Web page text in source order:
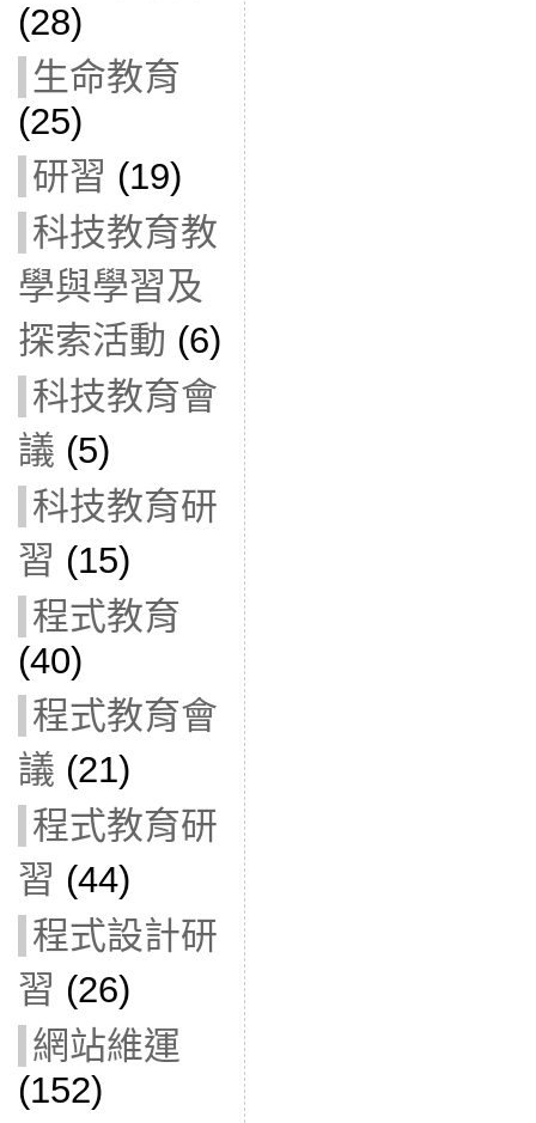
(28)
生命教育
(25)
研習 (19)
科技教育教
學與學習及
探索活動 (6)
科技教育會
議 (5)
科技教育研
習 (15)
程式教育
(40)
程式教育會
議 (21)
程式教育研
習 (44)
程式設計研
習 (26)
網站維運
(152)